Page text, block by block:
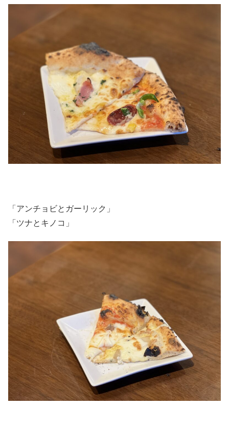
「アンチョビとガーリック」
「ツナとキノコ」